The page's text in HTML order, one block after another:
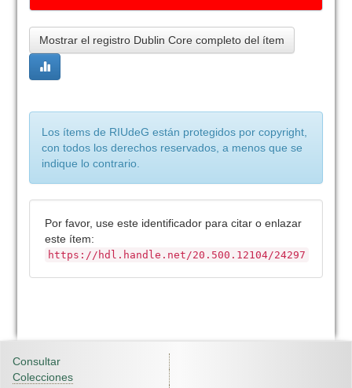
Mostrar el registro Dublin Core completo del ítem
Los ítems de RIUdeG están protegidos por copyright,
con todos los derechos reservados, a menos que se
indique lo contrario.
Por favor, use este identificador para citar o enlazar
este ítem:
https://hdl.handle.net/20.500.12104/24297
Consultar
Colecciones